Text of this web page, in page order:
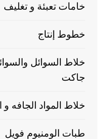
خامات تعبئة و تغليف
خطوط إنتاج
خلاط السوائل
جاكت
خلاط المواد الجافه و
طبات الومنيوم فويل